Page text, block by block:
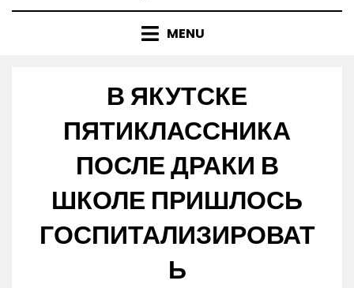
MENU
В ЯКУТСКЕ
ПЯТИКЛАССНИКА
ПОСЛЕ ДРАКИ В
ШКОЛЕ ПРИШЛОСЬ
ГОСПИТАЛИЗИРОВАТ
Ь